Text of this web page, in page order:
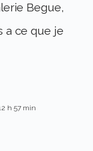
Begue,
a ce que je
h 57 min